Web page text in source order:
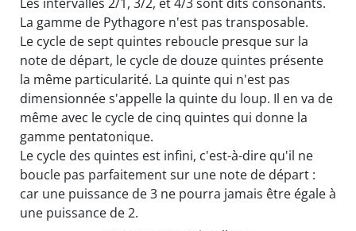
La gamme de Pythagore n'est pas transposable.
Le cycle de sept quintes reboucle presque sur la
note de départ, le cycle de douze quintes présente
la même particularité. La quinte qui n'est pas
dimensionnée s'appelle la quinte du loup. Il en va de
même avec le cycle de cinq quintes qui donne la
gamme pentatonique.
Le cycle des quintes est infini, c'est-à-dire qu'il ne
boucle pas parfaitement sur une note de départ :
car une puissance de 3 ne pourra jamais être égale à
une puissance de 2.